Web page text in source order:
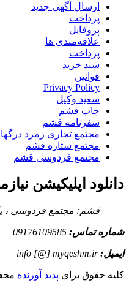
ارسال آگهی جدید
پرداخت
پروفایل
علاقه‌مندی ها
پرداخت
سبد خرید
قوانین
Privacy Policy
سعید وکیل
چاپ قشم
سفرنامه قشم
مجتمع تجاری زمرد
مجتمع ستاره قشم
مجتمع فردوسی قشم
دانلود اپلیکیشن
قشم: مجتمع فردوسی ، پلاک
شماره تماس: 09176109585
ایمیل:info [@] myqeshm.ir
کلیه حقوق برای پدید آورنده